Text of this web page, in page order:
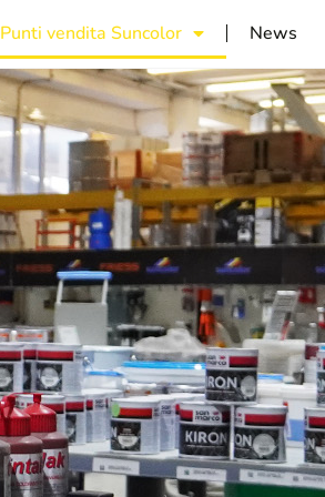
Punti vendita Suncolor News